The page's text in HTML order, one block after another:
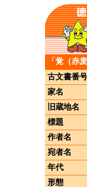
「覚（赤
古文書番号
家名
旧蔵地名
標題
作者名
宛者名
年代
形態